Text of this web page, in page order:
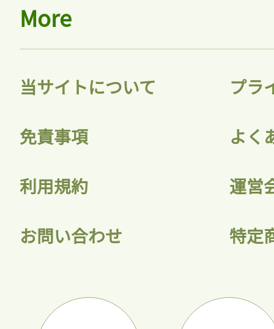
More
当サイトについて プラ
免責事項 よく
利用規約 運営
お問い合わせ 特定